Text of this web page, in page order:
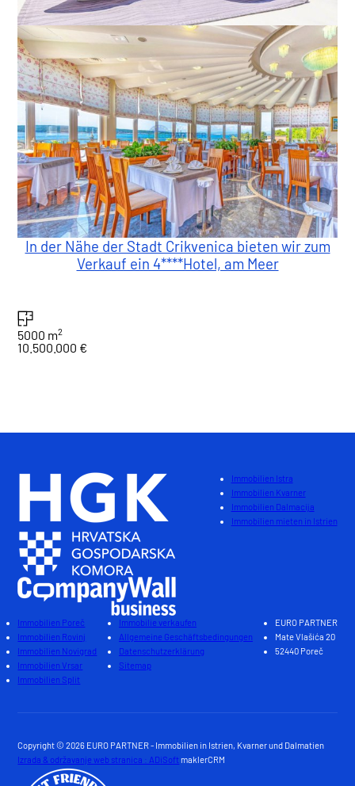
In der Nähe der Stadt Crikvenica bieten wir zum
Verkauf ein 4****Hotel, am Meer
5000 m2
10.500.000 €
Immobilien Istra
Immobilien Kvarner
Immobilien Dalmacija
Immobilien mieten in Istrien
Immobilien Poreč
Immobilien Rovinj
Immobilien Novigrad
Immobilien Vrsar
Immobilien Split
Immobilie verkaufen
Allgemeine Geschäftsbedingungen
Datenschutzerklärung
Sitemap
EURO PARTNER
Mate Vlašića 20
52440 Poreč
Copyright © 2026 EURO PARTNER - Immobilien in Istrien, Kvarner und Dalmatien
Izrada & održavanje web stranica : ADiSoft maklerCRM